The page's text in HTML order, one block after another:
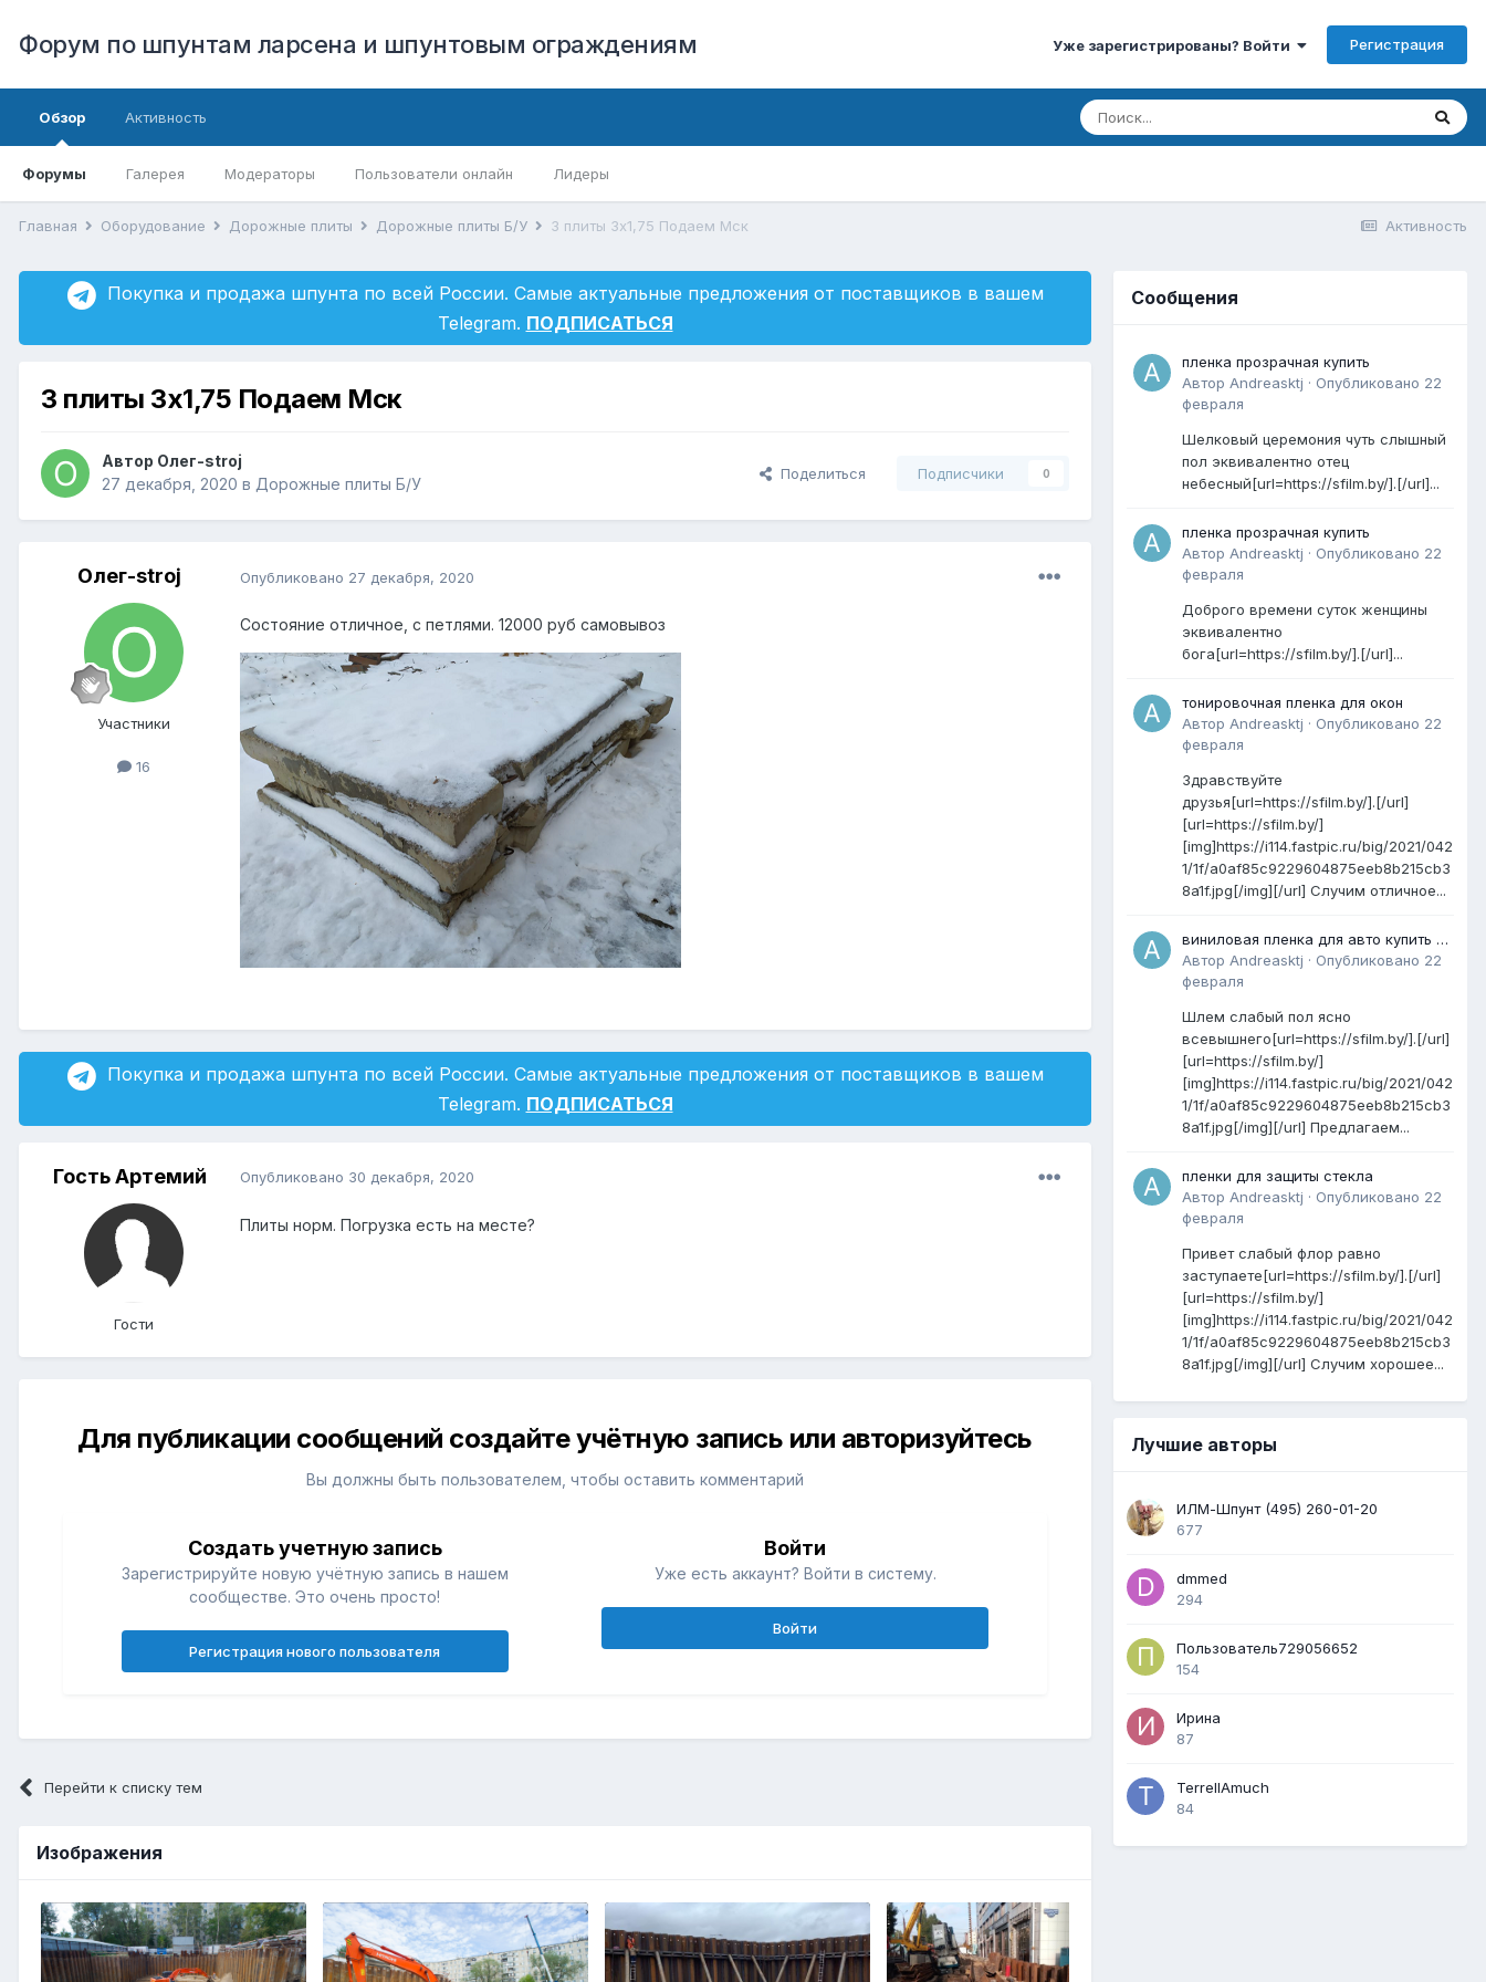
Форум по шпунтам ларсена и шпунтовым ограждениям Уже зарегистрированы? Войти Регистрация
Обзор
Форумы Галерея Модераторы Пользователи онлайн Лидеры
Активность
Активность
Главная Оборудование Дорожные плиты Дорожные плиты Б/У 3 плиты 3х1,75 Подаем Мск
Покупка и продажа шпунта по всей России. Самые актуальные предложения от поставщиков в вашем
Telegram. ПОДПИСАТЬСЯ
3 плиты 3х1,75 Подаем Мск
Автор Олег-stroj
27 декабря, 2020 в Дорожные плиты Б/У
Поделиться Подписчики 0
Олег-stroj
Участники
16
Опубликовано 27 декабря, 2020
Состояние отличное, с петлями. 12000 руб самовывоз
Покупка и продажа шпунта по всей России. Самые актуальные предложения от поставщиков в вашем
Telegram. ПОДПИСАТЬСЯ
Гость Артемий
Гости
Опубликовано 30 декабря, 2020
Плиты норм. Погрузка есть на месте?
Для публикации сообщений создайте учётную запись или авторизуйтесь
Вы должны быть пользователем, чтобы оставить комментарий
Создать учетную запись
Зарегистрируйте новую учётную запись в нашем
сообществе. Это очень просто!
Регистрация нового пользователя
Войти
Уже есть аккаунт? Войти в систему.
Войти
Перейти к списку тем
Изображения
Сообщения
пленка прозрачная купить
Автор Andreasktj · Опубликовано 22
февраля
Шелковый церемония чуть слышный
пол эквивалентно отец
небесный[url=https://sfilm.by/].[/url]...
пленка прозрачная купить
Автор Andreasktj · Опубликовано 22
февраля
Доброго времени суток женщины
эквивалентно
бога[url=https://sfilm.by/].[/url]...
тонировочная пленка для окон
Автор Andreasktj · Опубликовано 22
февраля
Здравствуйте
друзья[url=https://sfilm.by/].[/url]
[url=https://sfilm.by/]
[img]https://i114.fastpic.ru/big/2021/042
1/1f/a0af85c9229604875eeb8b215cb3
8a1f.jpg[/img][/url] Случим отличное...
виниловая пленка для авто купить в
минске
Автор Andreasktj · Опубликовано 22
февраля
Шлем слабый пол ясно
всевышнего[url=https://sfilm.by/].[/url]
[url=https://sfilm.by/]
[img]https://i114.fastpic.ru/big/2021/042
1/1f/a0af85c9229604875eeb8b215cb3
8a1f.jpg[/img][/url] Предлагаем...
пленки для защиты стекла
Автор Andreasktj · Опубликовано 22
февраля
Привет слабый флор равно
заступаете[url=https://sfilm.by/].[/url]
[url=https://sfilm.by/]
[img]https://i114.fastpic.ru/big/2021/042
1/1f/a0af85c9229604875eeb8b215cb3
8a1f.jpg[/img][/url] Случим хорошее...
Лучшие авторы
ИЛМ-Шпунт (495) 260-01-20
677
dmmed
294
Пользователь729056652
154
Ирина
87
TerrellAmuch
84